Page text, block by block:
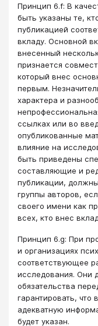
Принцип 6.f: В
быть указаны те,
публикацией
вкладу. Основной
внесенный
признается
который внес
первым.
характера и
ссылках или во
опубликованные
влияние на
быть приведены
составляющие и
публикации,
группы авторов,
своего имени как
всех, кто внес
Принцип 6.g: При
и организациях
соответствующее
исследования. Они
обязательства
гарантировать, что
адекватную
будет указан.